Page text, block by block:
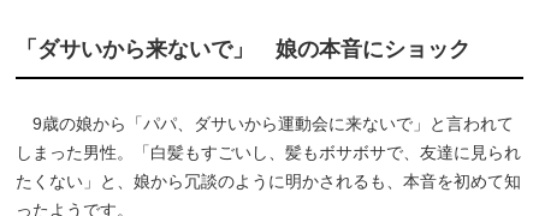
「ダサいから来ないで」 娘の本音にショック
9歳の娘から「パパ、ダサいから運動会に来ないで」と言われて
しまった男性。「白髪もすごいし、髪もボサボサで、友達に見られ
たくない」と、娘から冗談のように明かされるも、本音を初めて知
ったようです。